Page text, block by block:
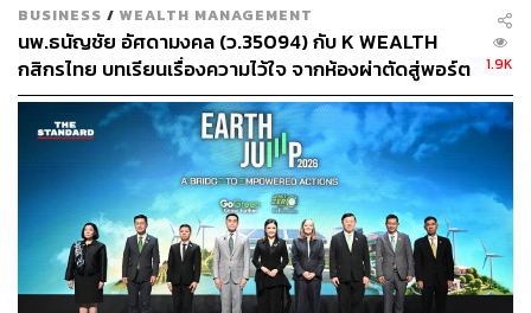
สามารถติดตาม THE STANDARD WEALTH
ผ่านแอปพลิเคชันต่างๆ ที่คุณสะดวกหรือใช้งานอยู่แล้วได้เลย
TAGS: ICONSIAM
ธนาคารกสิกรไทย
บริษัท แมกโนเลีย ควอลิตี้ ดีเวล็อปเม้นต์ คอร์ปอเรชั่น
จำกัด
BUSINESS / WEALTH MANAGEMENT
นพ.ธนัญชัย อัศดามงคล (ว.35094) กับ K WEALTH
กสิกรไทย บทเรียนเรื่องความไว้ใจ จากห้องผ่าตัดสู่พอร์ต
การลงทุน [เนื้อหาสนับสนุนโดยธนาคารกสิกรไทย]
1.9K